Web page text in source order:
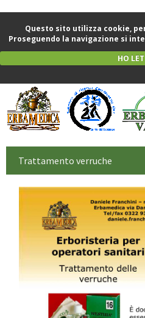
Questo sito utilizza cookie,
Proseguendo la navigazione si
HO
Trattamento verruche